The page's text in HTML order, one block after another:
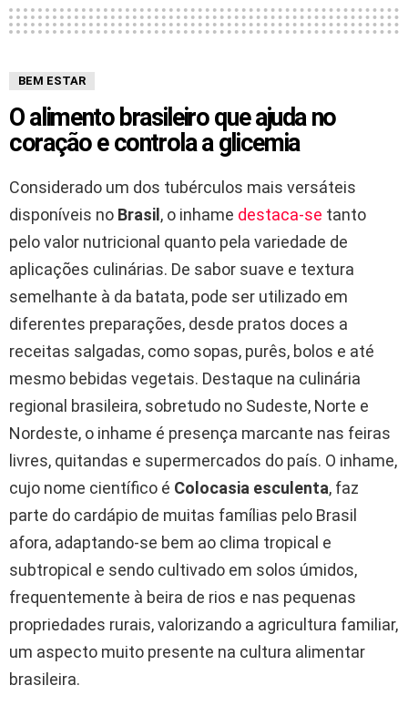
BEM ESTAR
O alimento brasileiro que ajuda no
coração e controla a glicemia
Considerado um dos tubérculos mais versáteis
disponíveis no Brasil , o inhame destaca-se tanto
pelo valor nutricional quanto pela variedade de
aplicações culinárias. De sabor suave e textura
semelhante à da batata, pode ser utilizado em
diferentes preparações, desde pratos doces a
receitas salgadas, como sopas, purês, bolos e até
mesmo bebidas vegetais. Destaque na culinária
regional brasileira, sobretudo no Sudeste, Norte e
Nordeste, o inhame é presença marcante nas feiras
livres, quitandas e supermercados do país. O inhame,
cujo nome científico é Colocasia esculenta, faz
parte do cardápio de muitas famílias pelo Brasil
afora, adaptando-se bem ao clima tropical e
subtropical e sendo cultivado em solos úmidos,
frequentemente à beira de rios e nas pequenas
propriedades rurais, valorizando a agricultura familiar,
um aspecto muito presente na cultura alimentar
brasileira.